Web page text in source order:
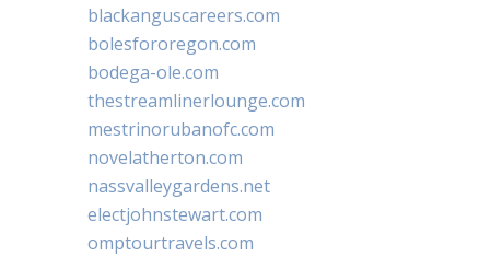
blackanguscareers.com
bolesfororegon.com
bodega-ole.com
thestreamlinerlounge.com
mestrinorubanofc.com
novelatherton.com
nassvalleygardens.net
electjohnstewart.com
omptourtravels.com